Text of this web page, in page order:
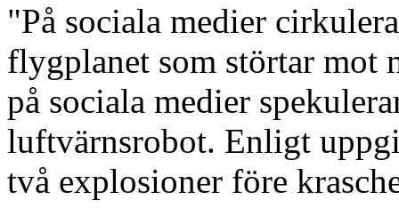
"På sociala medier
flygplanet som störtar mot
på sociala medier
luftvärnsrobot. Enligt
två explosioner före